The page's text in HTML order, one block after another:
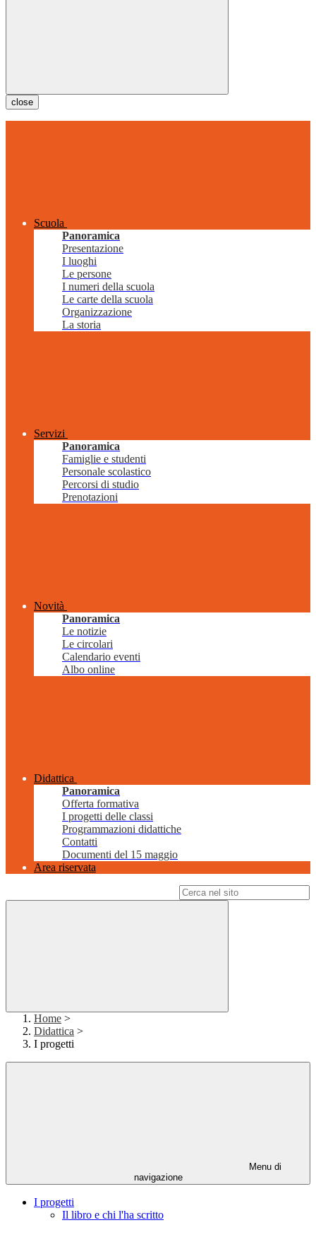
close
Scuola
Panoramica
Presentazione
I luoghi
Le persone
I numeri della scuola
Le carte della scuola
Organizzazione
La storia
Servizi
Panoramica
Famiglie e studenti
Personale scolastico
Percorsi di studio
Prenotazioni
Novità
Panoramica
Le notizie
Le circolari
Calendario eventi
Albo online
Didattica
Panoramica
Offerta formativa
I progetti delle classi
Programmazioni didattiche
Contatti
Documenti del 15 maggio
Area riservata
Home >
Didattica >
I progetti
Menu di
navigazione
I progetti
Il libro e chi l'ha scritto